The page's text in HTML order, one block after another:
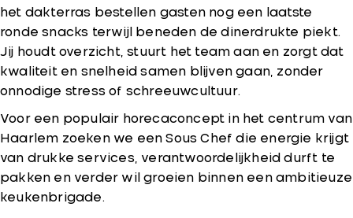
het dakterras bestellen gasten nog een laatste
ronde snacks terwijl beneden de dinerdrukte piekt.
Jij houdt overzicht, stuurt het team aan en zorgt dat
kwaliteit en snelheid samen blijven gaan, zonder
onnodige stress of schreeuwcultuur.
Voor een populair horecaconcept in het centrum van
Haarlem zoeken we een Sous Chef die energie krijgt
van drukke services, verantwoordelijkheid durft te
pakken en verder wil groeien binnen een ambitieuze
keukenbrigade.